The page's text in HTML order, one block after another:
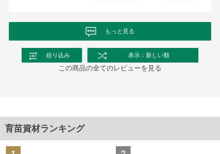
もっと見る
絞り込み 表示：新しい順
この商品の全てのレビューを見る
育苗資材ランキング